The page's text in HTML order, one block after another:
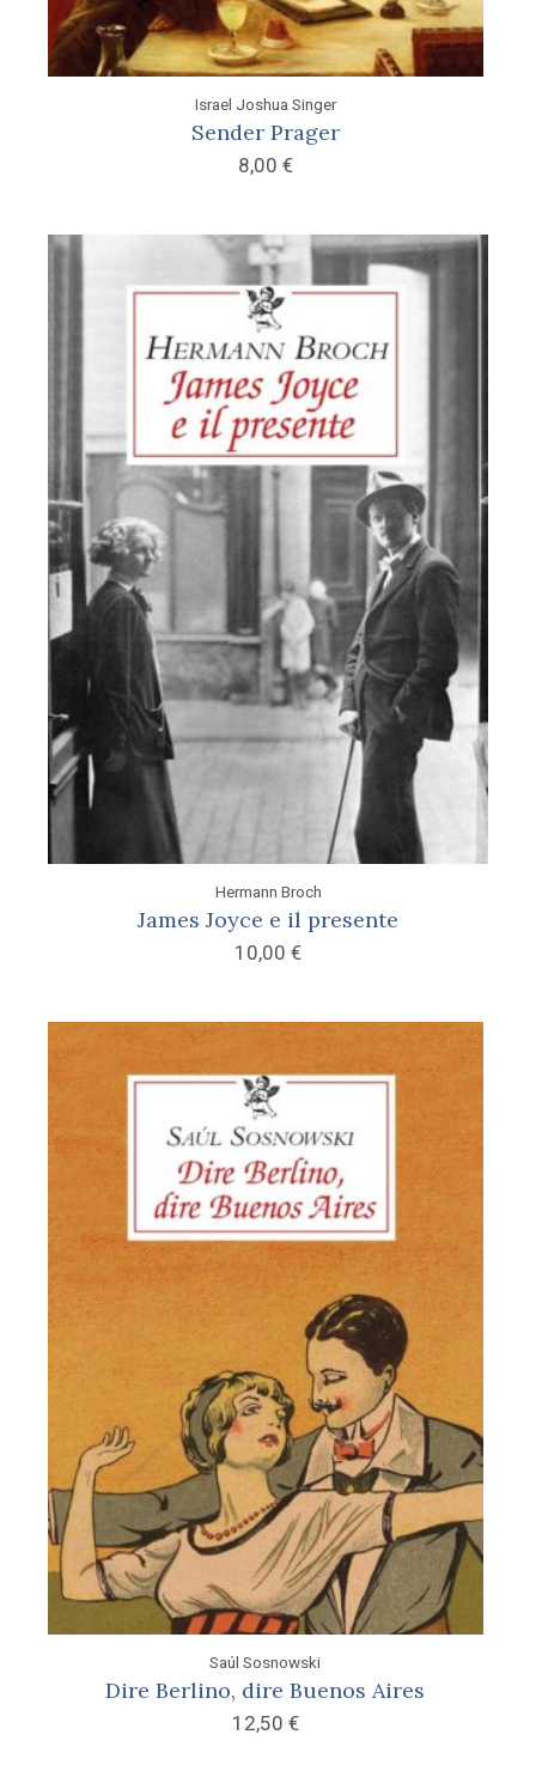
Israel Joshua Singer
Sender Prager
8,00 €
Hermann Broch
James Joyce e il presente
10,00 €
Saúl Sosnowski
Dire Berlino, dire Buenos Aires
12,50 €